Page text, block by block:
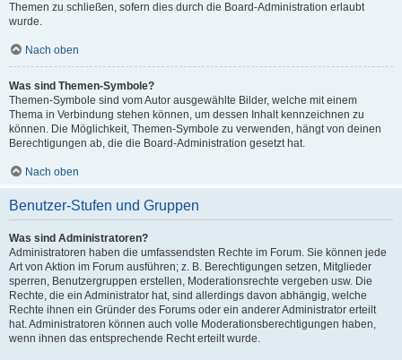
Themen zu schließen, sofern dies durch die Board-Administration erlaubt
wurde.
Nach oben
Was sind Themen-Symbole?
Themen-Symbole sind vom Autor ausgewählte Bilder, welche mit einem
Thema in Verbindung stehen können, um dessen Inhalt kennzeichnen zu
können. Die Möglichkeit, Themen-Symbole zu verwenden, hängt von deinen
Berechtigungen ab, die die Board-Administration gesetzt hat.
Nach oben
Benutzer-Stufen und Gruppen
Was sind Administratoren?
Administratoren haben die umfassendsten Rechte im Forum. Sie können jede
Art von Aktion im Forum ausführen; z. B. Berechtigungen setzen, Mitglieder
sperren, Benutzergruppen erstellen, Moderationsrechte vergeben usw. Die
Rechte, die ein Administrator hat, sind allerdings davon abhängig, welche
Rechte ihnen ein Gründer des Forums oder ein anderer Administrator erteilt
hat. Administratoren können auch volle Moderationsberechtigungen haben,
wenn ihnen das entsprechende Recht erteilt wurde.